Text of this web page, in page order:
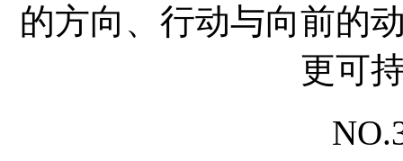
的方向、行动与向前的
更可